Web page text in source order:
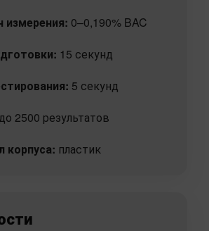
измерения: 0–0,190% BAC
15 секунд
5 секунд
до 2500 результатов
корпуса: пластик